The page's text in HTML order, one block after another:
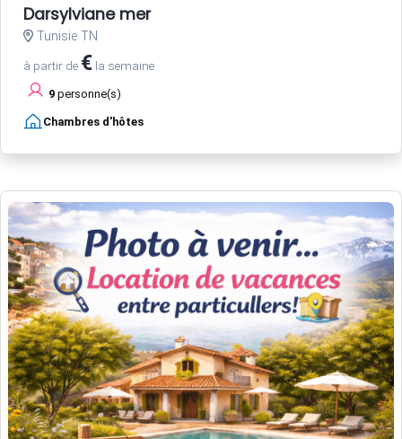
Darsylviane mer
Tunisie TN
à partir de € la semaine
9 personne(s)
Chambres d'hôtes